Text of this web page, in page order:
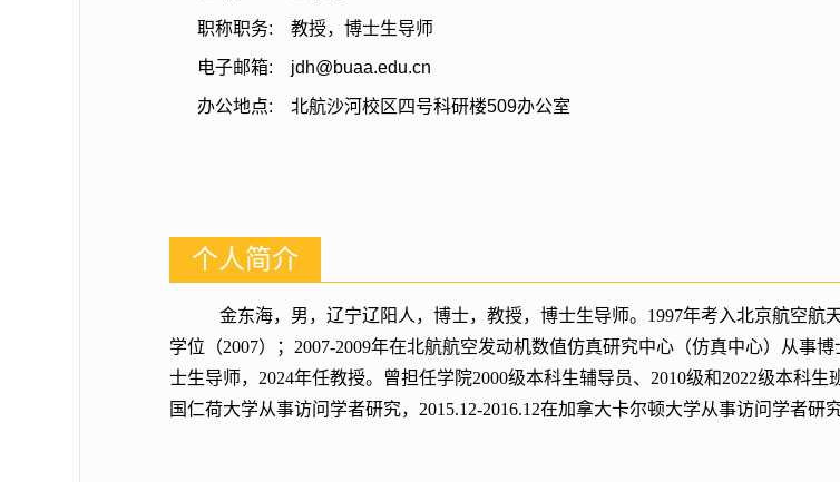
职称职务: 教授，博士生导师
电子邮箱: jdh@buaa.edu.cn
办公地点: 北航沙河校区四号科研楼509办公室
个人简介
金东海，男，辽宁辽阳人，博士，教授，博士生导师。1997年考入北京航空
学位（2007）；2007-2009年在北航航空发动机数值仿真研究中心（仿真中心）从事
士生导师，2024年任教授。曾担任学院2000级本科生辅导员、2010级和2022级本科生
国仁荷大学从事访问学者研究，2015.12-2016.12在加拿大卡尔顿大学从事访问学者研究